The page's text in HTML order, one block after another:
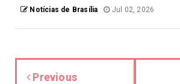
Notícias de Brasília Jul 02, 2026
Previous